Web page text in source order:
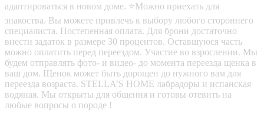
адаптироваться в новом доме. ⭐Можно приехать для
знакоства. Вы можете привлечь к выбору любого стороннего
специалиста. Постепенная оплата. Для брони достаточно
внести задаток в размере 30 процентов. Оставшуюся часть
можно оплатить перед переездом. Участие во взрослении. Мы
будем отправлять фото- и видео- до момента переезда щенка в
ваш дом. Щенок может быть дорощен до нужного вам для
переезда возраста. STELLA’S HOME лабрадоры и испанская
водяная. Мы открыты для общения и готовы отевить на
любые вопросы о породе !